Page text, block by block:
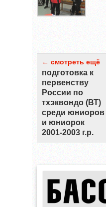
← смотреть ещё
подготовка к
первенству
России по
тхэквондо (ВТ)
среди юниоров
и юниорок
2001-2003 г.р.